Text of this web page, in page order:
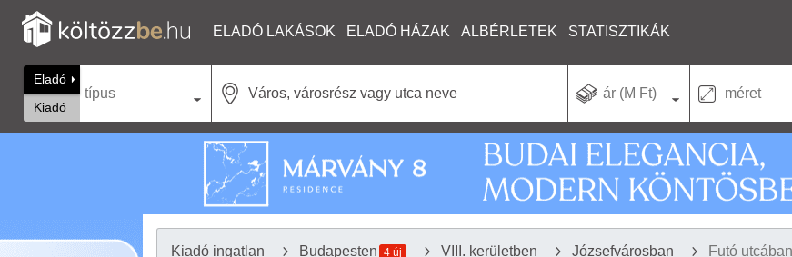
ELADÓ LAKÁSOK ELADÓ HÁZAK ALBÉRLETEK STATISZTIKÁK
Eladó
Kiadó
típus ár (M Ft) méret
Kiadó ingatlan Budapesten 4 új VIII. kerületben Józsefvárosban Futó utcában